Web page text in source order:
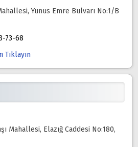
Yunus Emre Bulvarı No:1/B
73-68
Tıklayın
Mahallesi, Elazığ Caddesi No:180,